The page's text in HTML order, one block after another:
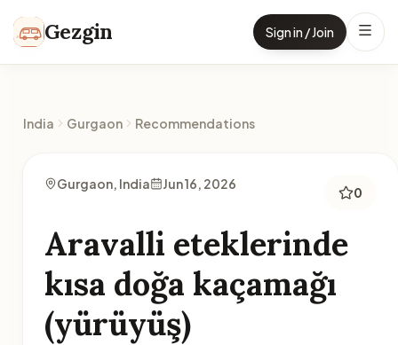
Gezgin Sign in / Join
India Gurgaon Recommendations
Gurgaon, India Jun 16, 2026
0
Aravalli eteklerinde
kısa doğa kaçamağı
(yürüyüş)